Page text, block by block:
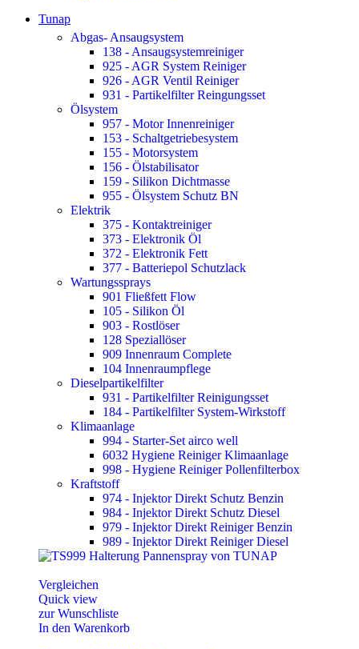
Tunap
Abgas- Ansaugsystem
138 - Ansaugsystemreiniger
925 - AGR System Reiniger
926 - AGR Ventil Reiniger
931 - Partikelfilter Reingungsset
Ölsystem
957 - Motor Innenreiniger
153 - Schaltgetriebesystem
155 - Motorsystem
156 - Ölstabilisator
159 - Silikon Dichtmasse
955 - Ölsystem Schutz BN
Elektrik
375 - Kontaktreiniger
373 - Elektronik Öl
372 - Elektronik Fett
377 - Batteriepol Schutzlack
Wartungssprays
901 Fließfett Flow
105 - Silikon Öl
903 - Rostlöser
128 Speziallöser
909 Innenraum Complete
104 Innenraumpflege
Dieselpartikelfilter
931 - Partikelfilter Reinigungsset
184 - Partikelfilter System-Wirkstoff
Klimaanlage
994 - Starter-Set airco well
6032 Hygiene Reiniger Klimaanlage
998 - Hygiene Reiniger Pollenfilterbox
Kraftstoff
974 - Injektor Direkt Schutz Benzin
984 - Injektor Direkt Schutz Diesel
979 - Injektor Direkt Reiniger Benzin
989 - Injektor Direkt Reiniger Diesel
Vergleichen
Quick view
zur Wunschliste
In den Warenkorb